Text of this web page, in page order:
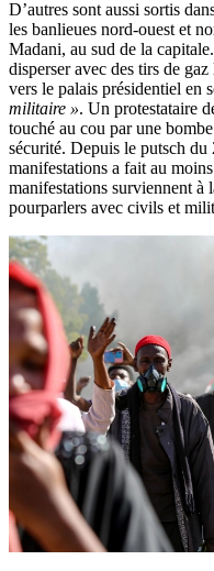
D’autres sont aussi sortis
les banlieues nord-ouest et
Madani, au sud de la
disperser avec des tirs de
vers le palais présidentiel en
militaire ». Un protestataire
touché au cou par une
sécurité. Depuis le putsch du
manifestations a fait au
manifestations surviennent
pourparlers avec civils et